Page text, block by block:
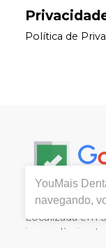
Política de
Localizada em
imperdíveis,
YouMais
navegando,